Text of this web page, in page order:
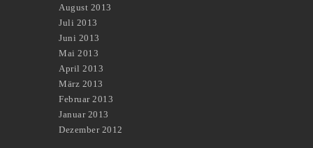
August 2013
Juli 2013
Juni 2013
Mai 2013
April 2013
März 2013
Februar 2013
Januar 2013
Dezember 2012